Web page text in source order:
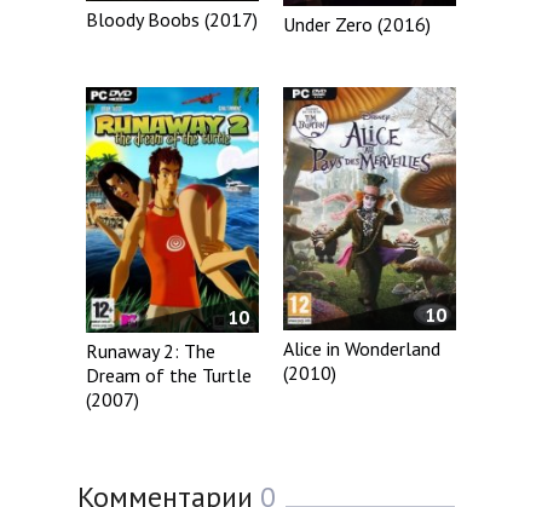
Bloody Boobs (2017)
Under Zero (2016)
10
Runaway 2: The
Dream of the Turtle
(2007)
10
Alice in Wonderland
(2010)
Комментарии 0